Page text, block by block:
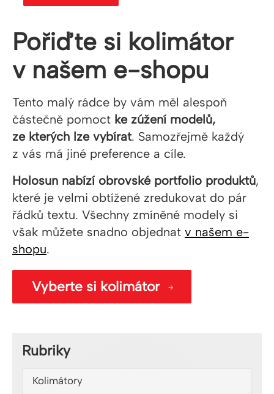
Pořiďte si kolimátor
v našem e-shopu
Tento malý rádce by vám měl alespoň
částečně pomoct ke zúžení modelů,
ze kterých lze vybírat. Samozřejmě každý
z vás má jiné preference a cíle.
Holosun nabízí obrovské portfolio produktů,
které je velmi obtížené zredukovat do pár
řádků textu. Všechny zmíněné modely si
však můžete snadno objednat v našem e-
shopu.
Vyberte si kolimátor
Rubriky
Kolimátory